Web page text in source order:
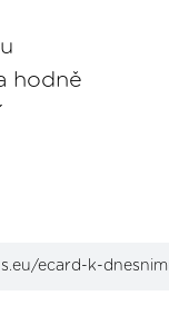
hodně